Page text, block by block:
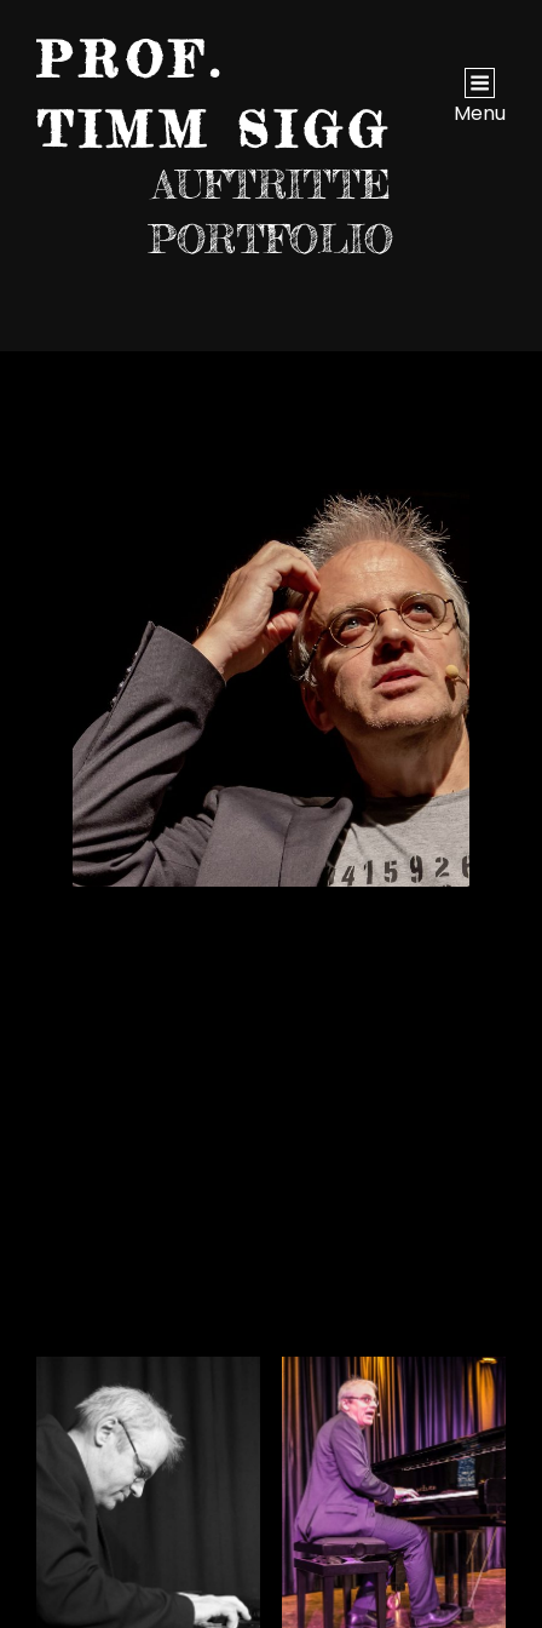
PROF.
TIMM SIGG
Menu
AUFTRITTE
PORTFOLIO